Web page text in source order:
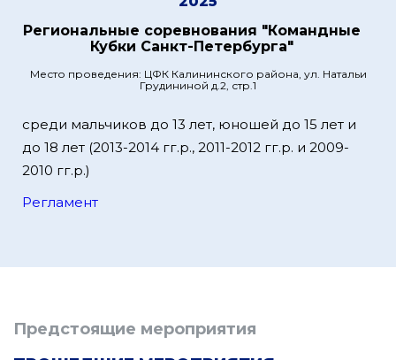
Региональные соревнования "Командные
Кубки Санкт-Петербурга"
Место проведения: ЦФК Калининского района, ул. Натальи
Грудининой д.2, стр.1
среди мальчиков до 13 лет, юношей до 15 лет и
до 18 лет (2013-2014 гг.р., 2011-2012 гг.р. и 2009-
2010 гг.р.)
Регламент
Предстоящие мероприятия